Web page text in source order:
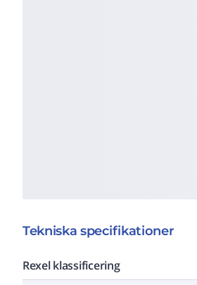
Tekniska specifikationer
Rexel klassificering